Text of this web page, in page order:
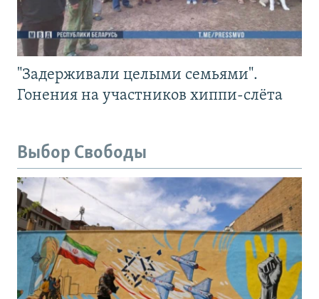
"Задерживали целыми семьями".
Гонения на участников хиппи-слёта
Выбор Свободы